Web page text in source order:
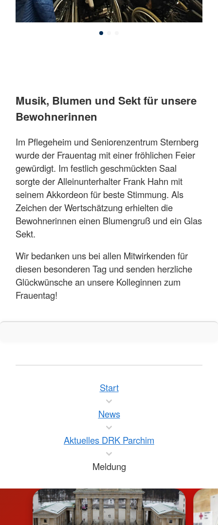
Musik, Blumen und Sekt für unsere
Bewohnerinnen
Im Pflegeheim und Seniorenzentrum Sternberg
wurde der Frauentag mit einer fröhlichen Feier
gewürdigt. Im festlich geschmückten Saal
sorgte der Alleinunterhalter Frank Hahn mit
seinem Akkordeon für beste Stimmung. Als
Zeichen der Wertschätzung erhielten die
Bewohnerinnen einen Blumengruß und ein Glas
Sekt.
Wir bedanken uns bei allen Mitwirkenden für
diesen besonderen Tag und senden herzliche
Glückwünsche an unsere Kolleginnen zum
Frauentag!
Start
News
Aktuelles DRK Parchim
Meldung